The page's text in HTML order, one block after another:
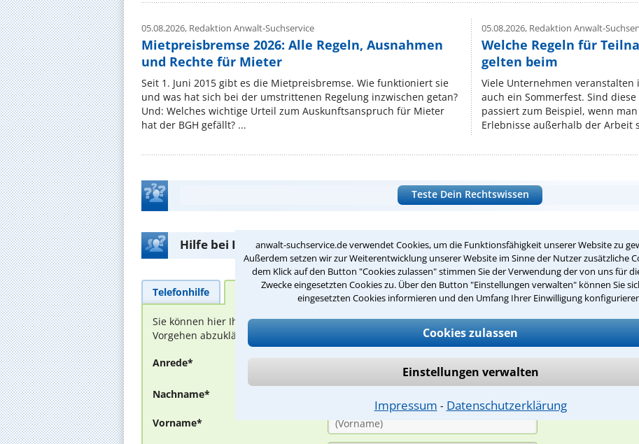
anwalt-suchservice.de verwendet Cookies, um die Funktionsfähigkeit unserer Website zu
Außerdem setzen wir zur Weiterentwicklung unserer Website im Sinne der Nutzer zusätzliche
dem Klick auf den Button "Cookies zulassen" stimmen Sie der Verwendung der von uns für
Zwecke eingesetzten Cookies zu. Über den Button "Einstellungen verwalten" können Sie
eingesetzten Cookies informieren und den Umfang Ihrer Einwilligung
Cookies zulassen
Einstellungen verwalten
Impressum ⁃ Datenschutzerklärung
05.08.2026, Redaktion Anwalt-Suchservice
Mietpreisbremse 2026: Alle Regeln, Ausnahmen
und Rechte für Mieter
Seit 1. Juni 2015 gibt es die Mietpreisbremse. Wie funktioniert sie
und was hat sich bei der umstrittenen Regelung inzwischen getan?
Und: Welches wichtige Urteil zum Auskunftsanspruch für Mieter
hat der BGH gefällt? ...
05.08.2026,Redaktion Anwalt-
Welche Regeln für
gelten beim
Viele Unternehmen
auch ein Sommerfest. Sind
passiert zum Beispiel, wenn
Erlebnisse außerhalb der Arbeit
Teste Dein Rechtswissen
Hilfe bei Ihrer Anwaltsuche?
Telefonhilfe Beratungsanfrage
Sie können hier Ihren Fall schildern. Anschließend werden sich spezialisierte Rechtsanwälte bei
Vorgehen abzuklären. Die Rückmeldung durch einen Anwalt ist für Sie kostenlos.
Anrede*
Nachname*
Vorname*